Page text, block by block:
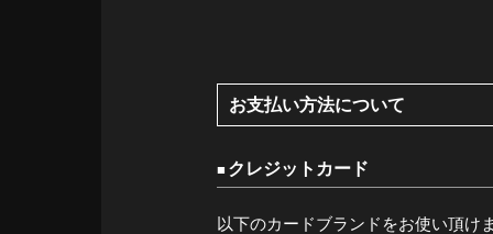
お支払い方法について
クレジットカード
以下のカードブランドをお使い頂け